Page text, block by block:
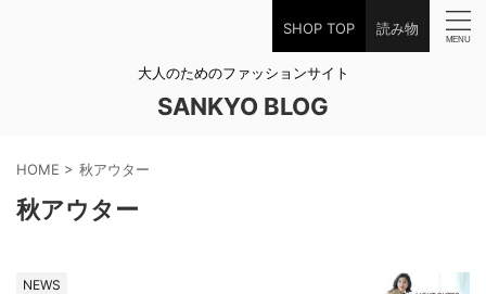
SHOP TOP 読み物
大人のためのファッションサイト
SANKYO BLOG
HOME > 秋アウター
秋アウター
NEWS